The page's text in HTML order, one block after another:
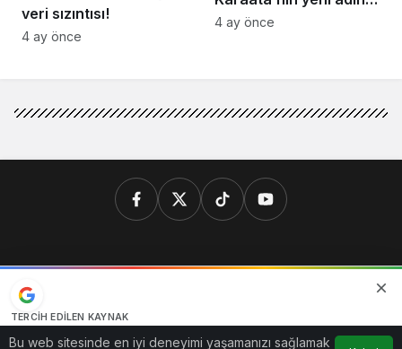
veri sızıntısı!
4 ay önce
deşifre etti
4 ay önce
Bu web sitesinde en iyi deneyimi yaşamanızı sağlamak
© Telif Hakkı 2026, Tüm Hakları Saklıdır
TERCIH EDILEN KAYNAK